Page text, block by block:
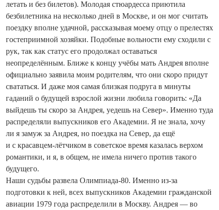
летать и без билетов). Молодая стюардесса приютила
безбилетника на несколько дней в Москве, и он мог считать
поездку вполне удачной, рассказывая моему отцу о прелестях
гостеприимной хозяйки. Подобные вольности ему сходили с
рук, так как статус его продолжал оставаться
неопределённым. Ближе к концу учёбы мать Андрея вполне
официально заявила моим родителям, что они скоро придут
свататься. И даже моя самая близкая подруга в минуты
гаданий о будущей взрослой жизни любила говорить: «Да
вый­дешь ты скоро за Андрея, уедешь на Север». Именно туда
распределяли выпускников его Академии. Я не знала, хочу
ли я замуж за Андрея, но поездка на Север, да ещё
и с красавцем-лётчиком в советское время казалась верхом
романтики, и я, в общем, не имела ничего против такого
будущего.
Наши судьбы развела Олимпиада-80. Именно из-за
подготовки к ней, всех выпускников Академии гражданской
авиации 1979 года распределили в Москву. Андрея — во